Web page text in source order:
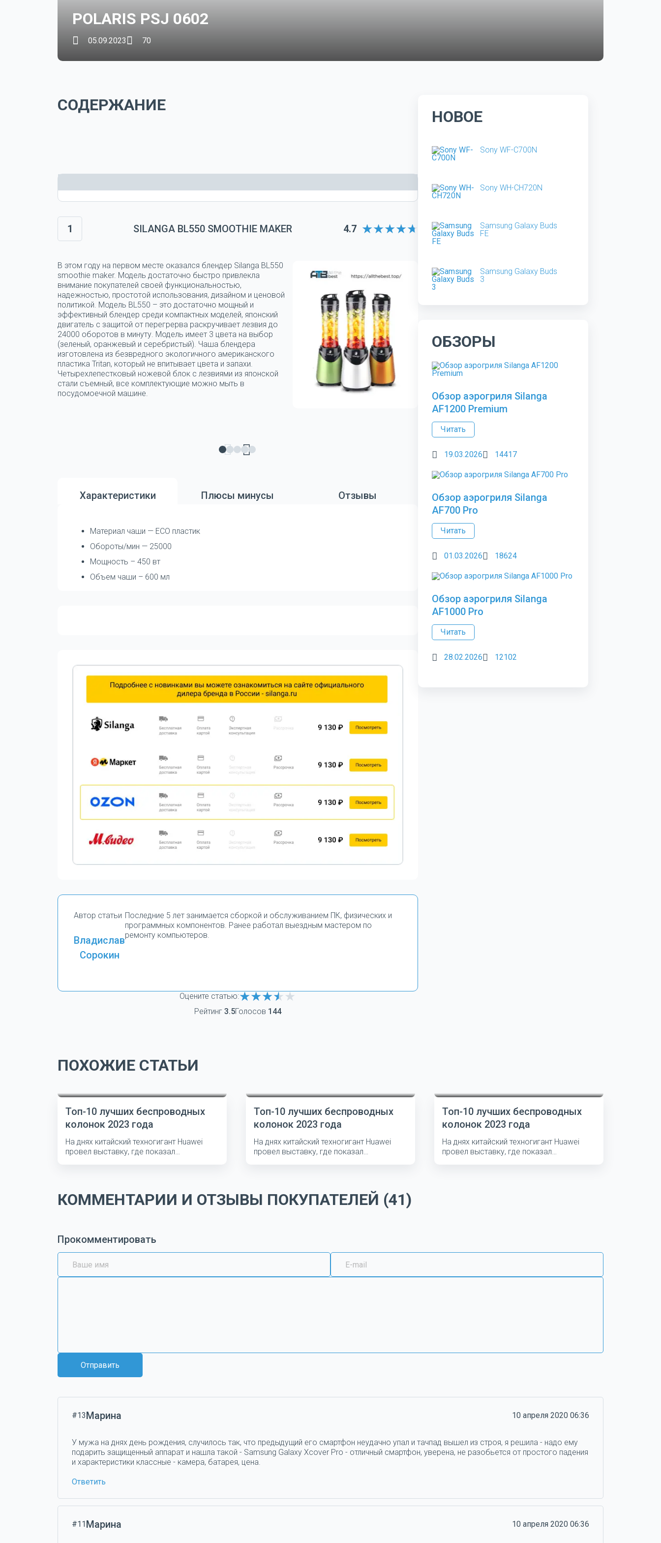
POLARIS PSJ 0602
05.09.2023 70
СОДЕРЖАНИЕ
1 SILANGA BL550 SMOOTHIE MAKER 4.7
В этом году на первом месте оказался блендер Silanga BL550
smoothie maker. Модель достаточно быстро привлекла
внимание покупателей своей функциональностью,
надежностью, простотой использования, дизайном и ценовой
политикой. Модель BL550 – это достаточно мощный и
эффективный блендер среди компактных моделей, японский
двигатель с защитой от перегрерва раскручивает лезвия до
24000 оборотов в минуту. Модель имеет 3 цвета на выбор
(зеленый, оранжевый и серебристый). Чаша блендера
изготовлена из безвредного экологичного американского
пластика Tritan, который не впитывает цвета и запахи.
Четырехлепестковый ножевой блок с лезвиями из японской
стали съемный, все комплектующие можно мыть в
посудомоечной машине.
Характеристики Плюсы минусы Отзывы
Материал чаши — ECO пластик
Обороты/мин — 25000
Мощность – 450 вт
Объем чаши – 600 мл
Автор статьи
Владислав
Сорокин
Последние 5 лет занимается сборкой и обслуживанием ПК, физических и
программных компонентов. Ранее работал выездным мастером по
ремонту компьютеров.
Оцените статью:
Рейтинг 3.5Голосов 144
НОВОЕ
Sony WF-C700N
Sony WH-CH720N
Samsung Galaxy Buds
FE
Samsung Galaxy Buds
3
ОБЗОРЫ
Обзор аэрогриля Silanga
AF1200 Premium
Читать
19.03.2026 14417
Обзор аэрогриля Silanga
AF700 Pro
Читать
01.03.2026 18624
Обзор аэрогриля Silanga
AF1000 Pro
Читать
28.02.2026 12102
ПОХОЖИЕ СТАТЬИ
Топ-10 лучших беспроводных
колонок 2023 года
На днях китайский техногигант Huawei
провел выставку, где показал
Топ-10 лучших беспроводных
колонок 2023 года
На днях китайский техногигант Huawei
провел выставку, где показал
Топ-10 лучших беспроводных
колонок 2023 года
На днях китайский техногигант Huawei
провел выставку, где показал
КОММЕНТАРИИ И ОТЗЫВЫ ПОКУПАТЕЛЕЙ (41)
Прокомментировать
Отправить
#13Марина 10 апреля 2020 06:36
У мужа на днях день рождения, случилось так, что предыдущий его смартфон неудачно упал и тачпад вышел из строя, я решила - надо ему
подарить защищенный аппарат и нашла такой - Samsung Galaxy Xcover Pro - отличный смартфон, уверена, не разобьется от простого падения
и характеристики классные - камера, батарея, цена.
Ответить
#11Марина 10 апреля 2020 06:36